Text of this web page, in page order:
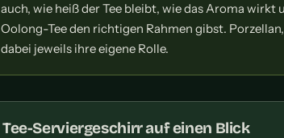
auch, wie heiß der Tee bleibt, wie das Aroma wirkt
Oolong-Tee den richtigen Rahmen gibst.
dabei jeweils ihre eigene Rolle.
Tee-Serviergeschirr auf einen Blick